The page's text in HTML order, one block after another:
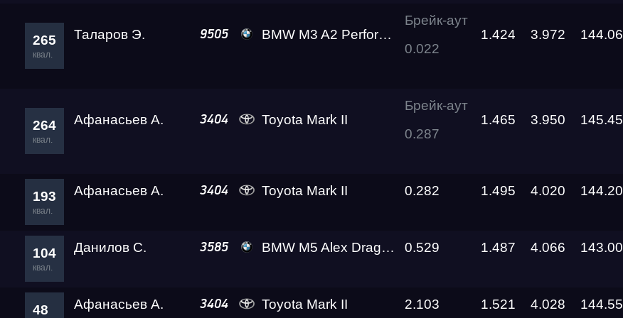
Гонка Трасса
Test & Tune PRO
Racepark
Racepark
265
квал.
Таларов Э. 9505 BMW M3 A2 Performance
Брейк-аут
0.022
1.424 3.972 144.06
264
квал.
Афанасьев А. 3404 Toyota Mark II
Брейк-аут
0.287
1.465 3.950 145.45
193
квал.
Афанасьев А. 3404 Toyota Mark II 0.282 1.495 4.020 144.20
104
квал.
Данилов С. 3585 BMW M5 Alex Drag Team 0.529 1.487 4.066 143.00
48 Афанасьев А. 3404 Toyota Mark II 2.103 1.521 4.028 144.55